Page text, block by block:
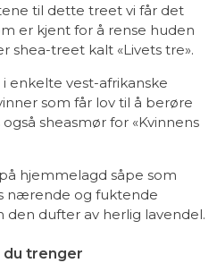
til dette treet vi får det
er kjent for å rense huden
shea-treet kalt «Livets tre».
enkelte vest-afrikanske
som får lov til å berøre
sheasmør for «Kvinnens
hjemmelagd såpe som
nærende og fuktende
den dufter av herlig lavendel.
trenger